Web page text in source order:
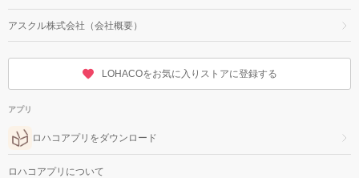
アスクル株式会社（会社概要）
LOHACOをお気に入りストアに登録する
アプリ
ロハコアプリをダウンロード
ロハコアプリについて